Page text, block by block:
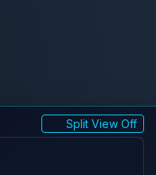
Split View Off